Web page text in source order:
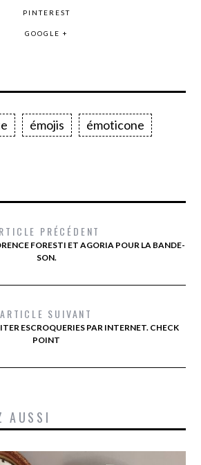
PINTEREST
GOOGLE +
émojis
émoticone
PRÉCÉDENT
FORESTI ET AGORIA POUR LA BANDE-
SON.
ARTICLE SUIVANT
ESCROQUERIES PAR INTERNET. CHECK
POINT
AUSSI